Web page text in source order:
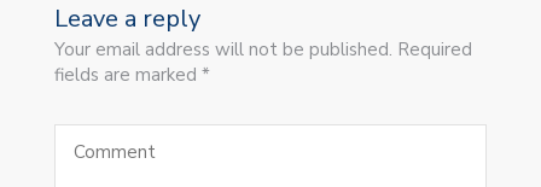
Leave a reply
Your email address will not be published. Required
fields are marked *